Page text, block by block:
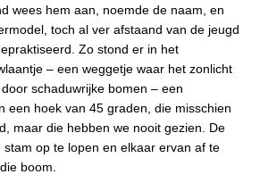
wees hem aan, noemde de naam, en
toch al ver afstaand van de jeugd
Zo stond er in het
– een weggetje waar het zonlicht
schaduwrijke bomen – een
een hoek van 45 graden, die misschien
maar die hebben we nooit gezien. De
stam op te lopen en elkaar ervan af te
boom.